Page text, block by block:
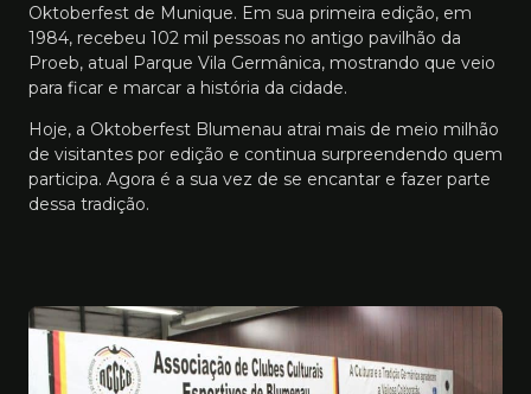
Oktoberfest de Munique. Em sua primeira edição, em
1984, recebeu 102 mil pessoas no antigo pavilhão da
Proeb, atual Parque Vila Germânica, mostrando que veio
para ficar e marcar a história da cidade.
Hoje, a Oktoberfest Blumenau atrai mais de meio milhão
de visitantes por edição e continua surpreendendo quem
participa. Agora é a sua vez de se encantar e fazer parte
dessa tradição.